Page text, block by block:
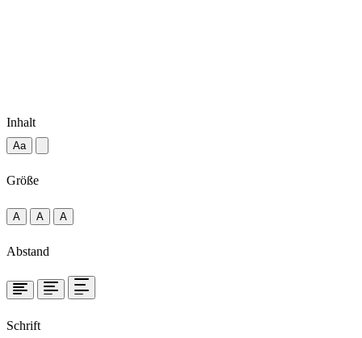
Inhalt
Aa
Größe
A A A
Abstand
Schrift